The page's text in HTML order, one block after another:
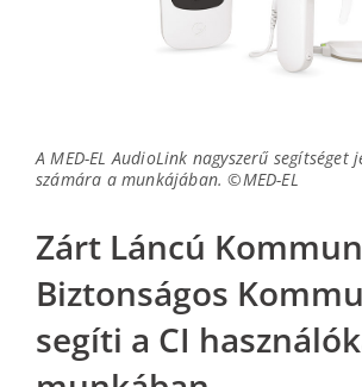
A MED-EL AudioLink nagyszerű segítséget
számára a munkájában. ©MED-EL
Zárt Láncú
Biztonságos
segíti a CI